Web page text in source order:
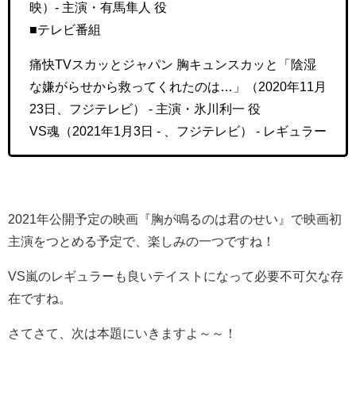
映）- 主演・有馬隼人 役
■テレビ番組
痛快TVスカッとジャパン 胸キュンスカッと「陰湿
な嫌がらせから救ってくれたのは…」（2020年11月
23日、フジテレビ） - 主演・氷川利一 役
VS魂（2021年1月3日 - 、フジテレビ） - レギュラー
2021年公開予定の映画『胸が鳴るのは君のせい』で映画初
主演をつとめる予定で、楽しみの一つですね！
VS嵐のレギュラーも良いテイストになって必要不可欠な存
在ですね。
さてさて、次は本題にいきますよ～～！